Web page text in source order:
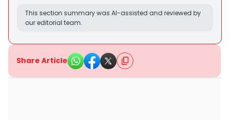
This section summary was AI-assisted and reviewed by
our editorial team.
Share Article